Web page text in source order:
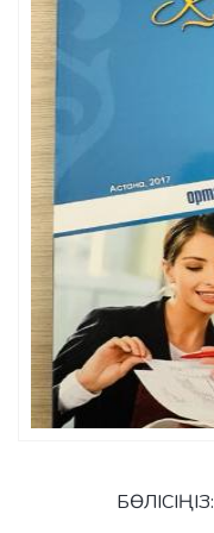
БӨЛІСІҢІЗ: